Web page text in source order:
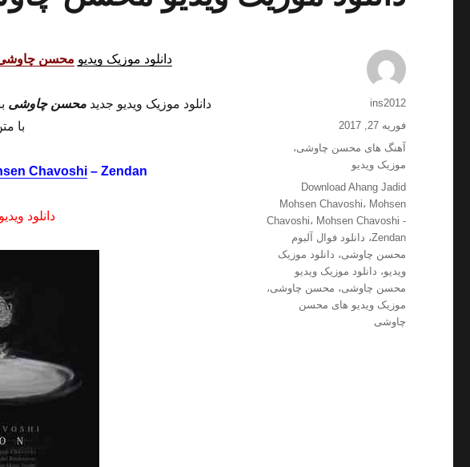
دانلود موزیک ویدیو محسن
دانلود موزیک ویدیو جدیدمحسن چاوشی
با
Chavoshi– Zendan
دانلود
نویسنده
ins2012
ارسال
شده
فوریه 27, 2017
دسته‌ها
آهنگ های محسن چاوشی،
موزيک ویدیو
برچسب‌ها
Download Ahang Jadid
Mohsen Chavoshi، Mohsen
Chavoshi، Mohsen Chavoshi -
Zendan، دانلود فوال آلبوم
محسن چاوشی، دانلود موزیک
ویدیو، دانلود موزیک ویدیو
محسن چاوشی، محسن چاوشی،
موزیک ویدیو های محسن
چاوشی